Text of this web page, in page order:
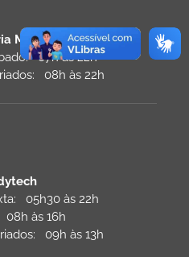
Monza
07h às 22h
08h às 22h
05h30 às 22h
às 16h
09h às 13h